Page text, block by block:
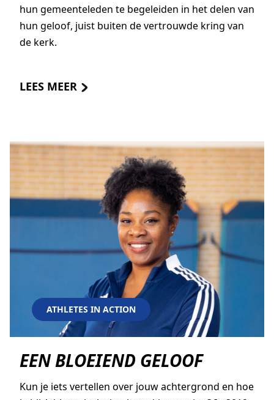
hun gemeenteleden te begeleiden in het delen van
hun geloof, juist buiten de vertrouwde kring van
de kerk.
LEES MEER
ATHLETES IN ACTION
EEN BLOEIEND GELOOF
Kun je iets vertellen over jouw achtergrond en hoe